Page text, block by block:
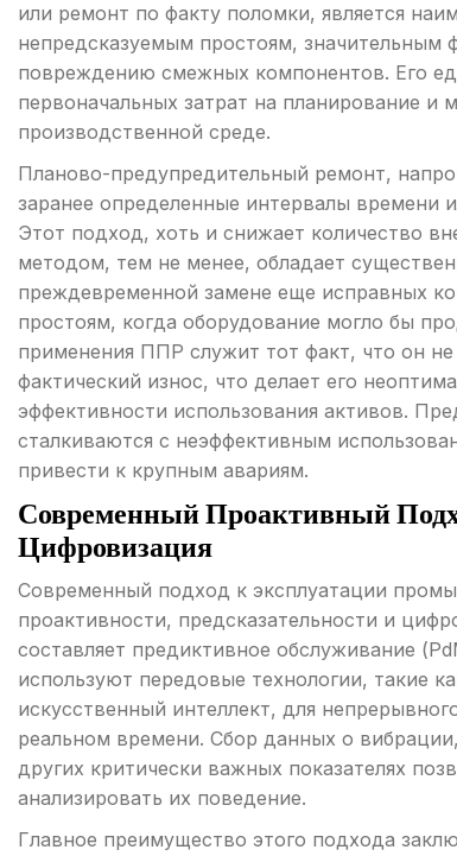
или ремонт по факту поломки, является
непредсказуемым простоям,
повреждению смежных компонентов. Его
первоначальных затрат на планирование
производственной среде.
Планово-предупредительный ремонт,
заранее определенные интервалы времени
Этот подход, хоть и снижает количество
методом, тем не менее, обладает
преждевременной замене еще исправных
простоям, когда оборудование могло бы
применения ППР служит тот факт, что он
фактический износ, что делает его
эффективности использования активов.
сталкиваются с неэффективным
привести к крупным авариям.
Современный Проактивный
Цифровизация
Современный подход к эксплуатации
проактивности, предсказательности и
составляет предиктивное обслуживание
используют передовые технологии, такие
искусственный интеллект, для
реальном времени. Сбор данных о
других критически важных показателях
анализировать их поведение.
Главное преимущество этого подхода